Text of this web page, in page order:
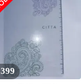
399